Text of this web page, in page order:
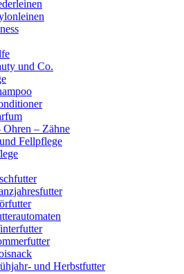
und Co.
Ohren – Zähne
Fellpflege
und Herbstfutter